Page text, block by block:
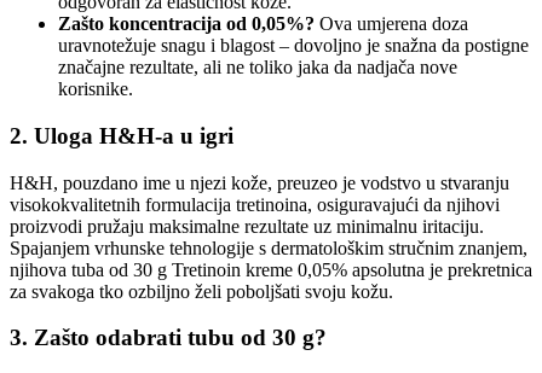
Zašto koncentracija od 0,05%? Ova umjerena doza
uravnotežuje snagu i blagost – dovoljno je snažna da postigne
značajne rezultate, ali ne toliko jaka da nadjača nove
korisnike.
2. Uloga H&H-a u igri
H&H, pouzdano ime u njezi kože, preuzeo je vodstvo u stvaranju
visokokvalitetnih formulacija tretinoina, osiguravajući da njihovi
proizvodi pružaju maksimalne rezultate uz minimalnu iritaciju.
Spajanjem vrhunske tehnologije s dermatološkim stručnim znanjem,
njihova tuba od 30 g Tretinoin kreme 0,05% apsolutna je prekretnica
za svakoga tko ozbiljno želi poboljšati svoju kožu.
3. Zašto odabrati tubu od 30 g?